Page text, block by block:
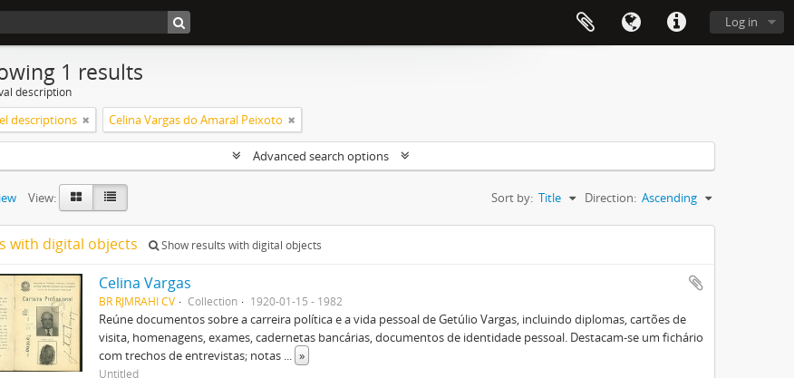
Log in
1 results
description
descriptions Celina Vargas do Amaral Peixoto
Advanced search options
View: Sort by: Title Direction: Ascending
with digital objects Show results with digital objects
Celina Vargas
BR RJMRAHI CV Collection 1920-01-15 - 1982
Reúne documentos sobre a carreira política e a vida pessoal de Getúlio Vargas, incluindo diplomas, cartões de
visita, homenagens, exames, cadernetas bancárias, documentos de identidade pessoal. Destacam-se um fichário
com trechos de entrevistas; notas ... »
Untitled